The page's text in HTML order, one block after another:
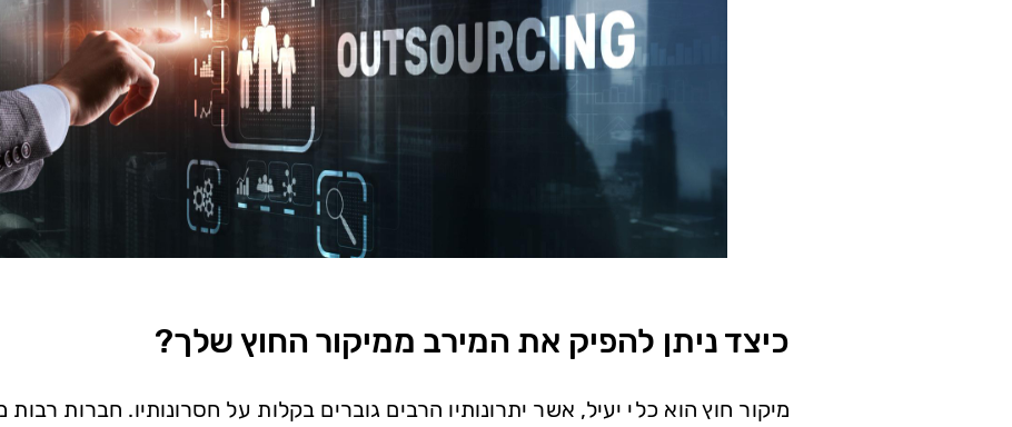
כיצד ניתן להפיק את המירב ממיקור החוץ שלך?
מיקור חוץ הוא כלי יעיל, אשר יתרונותיו הרבים גוברים בקלות על חסרונותיו. חברות